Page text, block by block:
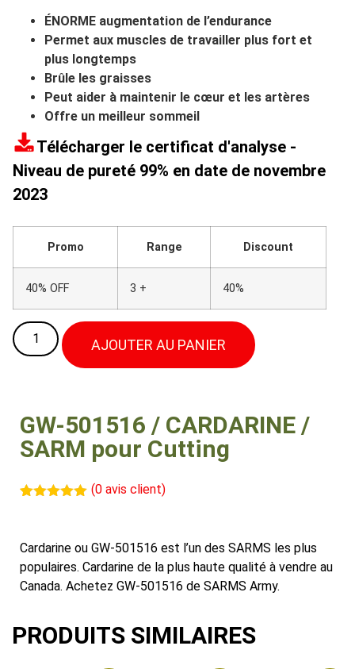
ÉNORME augmentation de l’endurance
Permet aux muscles de travailler plus fort et
plus longtemps
Brûle les graisses
Peut aider à maintenir le cœur et les artères
Offre un meilleur sommeil
Télécharger le certificat d'analyse -
Niveau de pureté 99% en date de novembre
2023
Promo Range Discount
40% OFF 3 + 40%
AJOUTER AU PANIER
GW-501516 / CARDARINE /
SARM pour Cutting
notation
(0 avis client)
Cardarine ou GW-501516 est l’un des SARMS les plus
populaires. Cardarine de la plus haute qualité à vendre au
Canada. Achetez GW-501516 de SARMS Army.
PRODUITS SIMILAIRES